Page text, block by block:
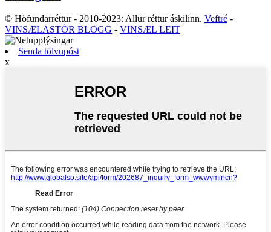
© Höfundarréttur - 2010-2023: Allur réttur áskilinn. Veftré -
VINSÆLASTÓR BLOGG - VINSÆL LEIT
Senda tölvupóst
x